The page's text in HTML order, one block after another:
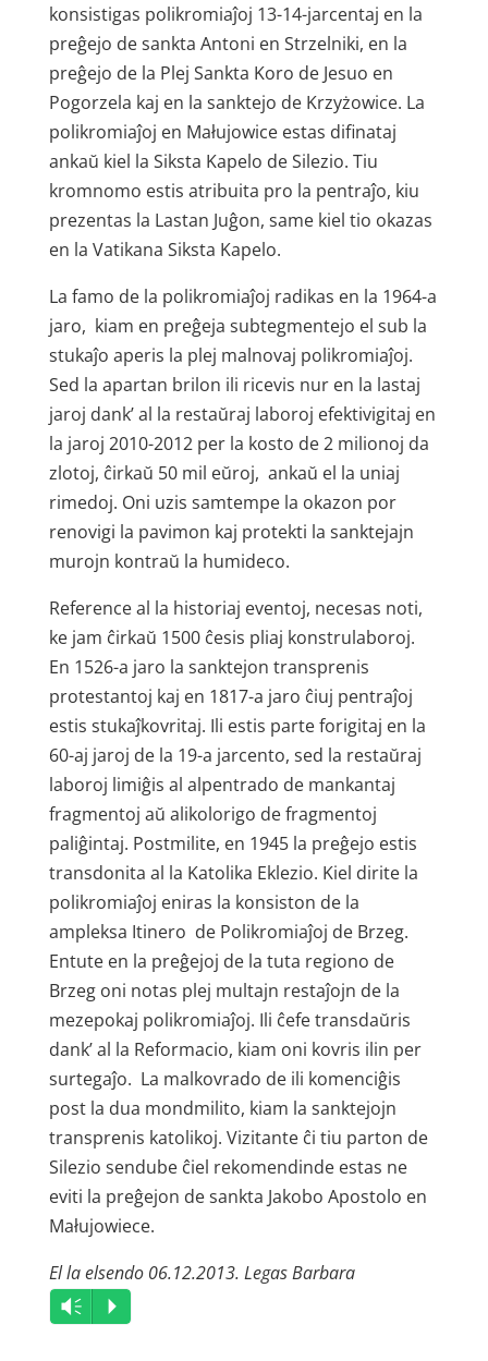
konsistigas polikromiaĵoj 13-14-jarcentaj en la
preĝejo de sankta Antoni en Strzelniki, en la
preĝejo de la Plej Sankta Koro de Jesuo en
Pogorzela kaj en la sanktejo de Krzyżowice. La
polikromiaĵoj en Małujowice estas difinataj
ankaŭ kiel la Siksta Kapelo de Silezio. Tiu
kromnomo estis atribuita pro la pentraĵo, kiu
prezentas la Lastan Juĝon, same kiel tio okazas
en la Vatikana Siksta Kapelo.
La famo de la polikromiaĵoj radikas en la 1964-a
jaro, kiam en preĝeja subtegmentejo el sub la
stukaĵo aperis la plej malnovaj polikromiaĵoj.
Sed la apartan brilon ili ricevis nur en la lastaj
jaroj dank’ al la restaŭraj laboroj efektivigitaj en
la jaroj 2010-2012 per la kosto de 2 milionoj da
zlotoj, ĉirkaŭ 50 mil eŭroj, ankaŭ el la uniaj
rimedoj. Oni uzis samtempe la okazon por
renovigi la pavimon kaj protekti la sanktejajn
murojn kontraŭ la humideco.
Reference al la historiaj eventoj, necesas noti,
ke jam ĉirkaŭ 1500 ĉesis pliaj konstrulaboroj.
En 1526-a jaro la sanktejon transprenis
protestantoj kaj en 1817-a jaro ĉiuj pentraĵoj
estis stukaĵ­kovritaj. Ili estis parte forigitaj en la
60-aj jaroj de la 19-a jarcento, sed la restaŭraj
laboroj limiĝis al alpentrado de mankantaj
fragmentoj aŭ alikolorigo de fragmentoj
paliĝintaj. Postmilite, en 1945 la preĝejo estis
transdonita al la Katolika Eklezio. Kiel dirite la
polikromiaĵoj eniras la konsiston de la
ampleksa Itinero de Polikromiaĵoj de Brzeg.
Entute en la preĝejoj de la tuta regiono de
Brzeg oni notas plej multajn restaĵojn de la
mezepokaj polikromiaĵoj. Ili ĉefe transdaŭris
dank’ al la Reformacio, kiam oni kovris ilin per
surtegaĵo. La malkovrado de ili komenciĝis
post la dua mondmilito, kiam la sanktejojn
transprenis katolikoj. Vizitante ĉi tiu parton de
Silezio sendube ĉiel rekomendinde estas ne
eviti la preĝejon de sankta Jakobo Apostolo en
Małujowiece.
El la elsendo 06.12.2013. Legas Barbara
Audio
Player
Vm P